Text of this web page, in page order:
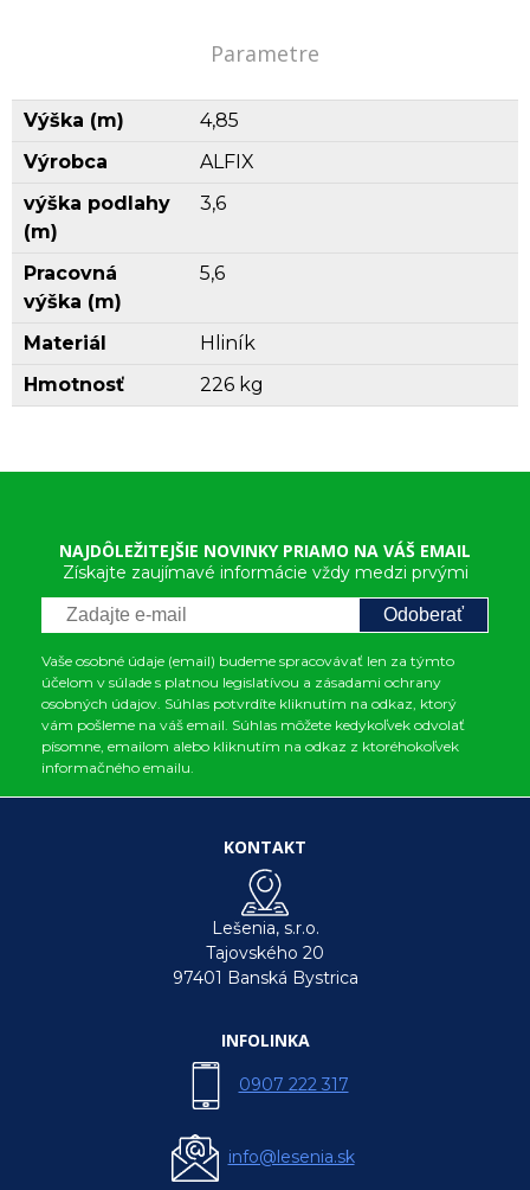
Parametre
Výška (m)
4,85
Výrobca
ALFIX
výška podlahy
(m)
3,6
Pracovná
výška (m)
5,6
Materiál
Hliník
Hmotnosť
226 kg
NAJDÔLEŽITEJŠIE NOVINKY PRIAMO NA VÁŠ EMAIL
Získajte zaujímavé informácie vždy medzi prvými
Odoberať
Vaše osobné údaje (email) budeme spracovávať len za týmto
účelom v súlade s platnou legislatívou a zásadami ochrany
osobných údajov. Súhlas potvrdíte kliknutím na odkaz, ktorý
vám pošleme na váš email. Súhlas môžete kedykoľvek odvolať
písomne, emailom alebo kliknutím na odkaz z ktoréhokoľvek
informačného emailu.
KONTAKT
Lešenia, s.r.o.
Tajovského 20
97401 Banská Bystrica
INFOLINKA
0907 222 317
info@lesenia.sk